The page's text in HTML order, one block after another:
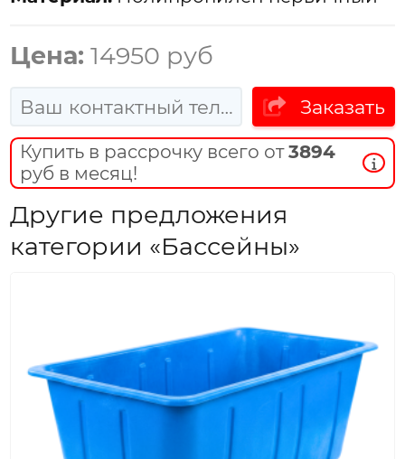
Цена: 14950 руб
Заказать
Купить в рассрочку всего от3894
руб в месяц!
Другие предложения
категории «Бассейны»